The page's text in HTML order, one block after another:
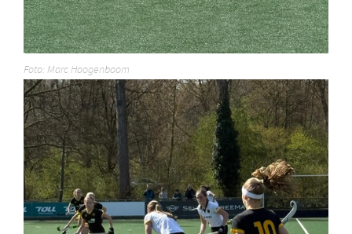
Foto: Marc Hoogenboom